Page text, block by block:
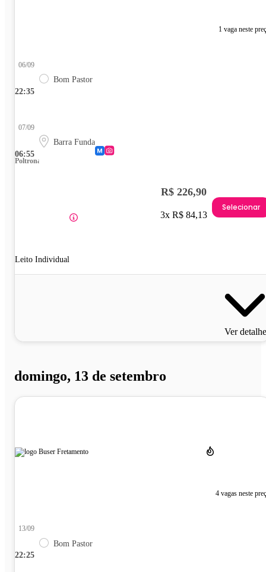
1 vaga neste
22:35
06/09
Bom Pastor
06:55
07/09
Barra Funda
Poltrona
Leito Individual
R$ 226,90
3x R$ 84,13
Selecionar
Ver
domingo, 13 de setembro
4 vagas neste
22:25
13/09
Bom Pastor